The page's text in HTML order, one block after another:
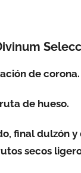
de corona.
de hueso.
final dulzón y
secos